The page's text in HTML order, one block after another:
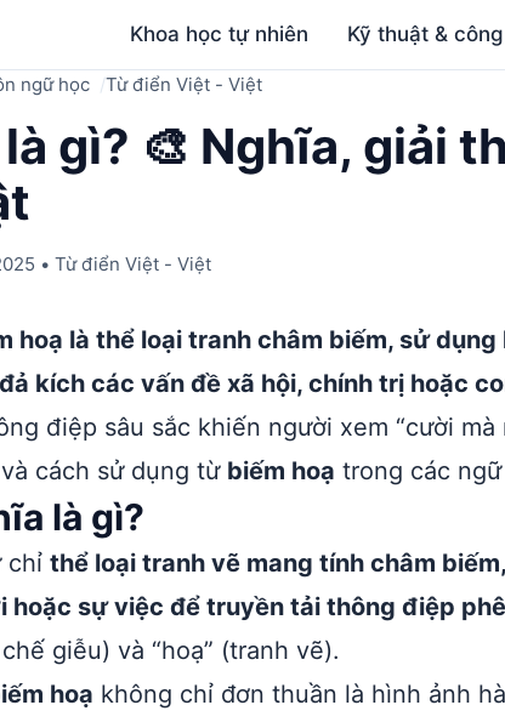
Khoa học tự nhiên Kỹ thuật &
ngữ học Từ điển Việt - Việt
gì? 🎨 Nghĩa, giải
• Từ điển Việt - Việt
hoạ là thể loại tranh châm biếm, sử
kích các vấn đề xã hội, chính trị hoặc
điệp sâu sắc khiến người xem “cười mà
cách sử dụng từ biếm hoạ trong các
là gì?
chỉ thể loại tranh vẽ mang tính châm
hoặc sự việc để truyền tải thông điệp
giễu) và “hoạ” (tranh vẽ).
hoạ không chỉ đơn thuần là hình ảnh